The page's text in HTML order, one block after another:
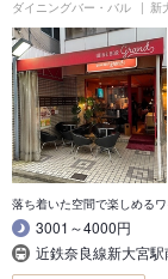
ダイニングバー・バル 新
落ち着いた空間で楽しめる
3001～4000円
近鉄奈良線新大宮